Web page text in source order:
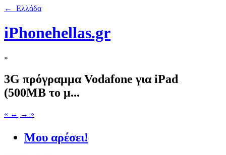
← Ελλάδα
iPhonehellas.gr
»
3G πρόγραμμα Vodafone για iPad
(500MB το μ...
« ← → »
Μου αρέσει!